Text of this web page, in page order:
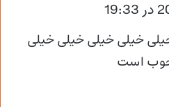
خیلی خیلی خیلی خیلی
است